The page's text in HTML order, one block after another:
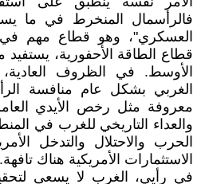
فالرأسمال المنخرط في ما
العسكري"، وهو قطاع مهم في
قطاع الطاقة الأحفورية،
الأوسط. في الظروف
الغربي بشكل عام منافسة
معروفة مثل رخص الأيدي العاملة
والعداء التاريخي للغرب في
الحرب والاحتلال والتدخل
الاستثمارات الأمريكية هناك تافهة.
في رأيي، الغرب لا يسعى